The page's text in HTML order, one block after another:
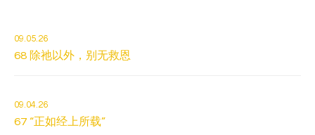
09.05.26
68 除祂以外，别无救恩
09.04.26
67 “正如经上所载”